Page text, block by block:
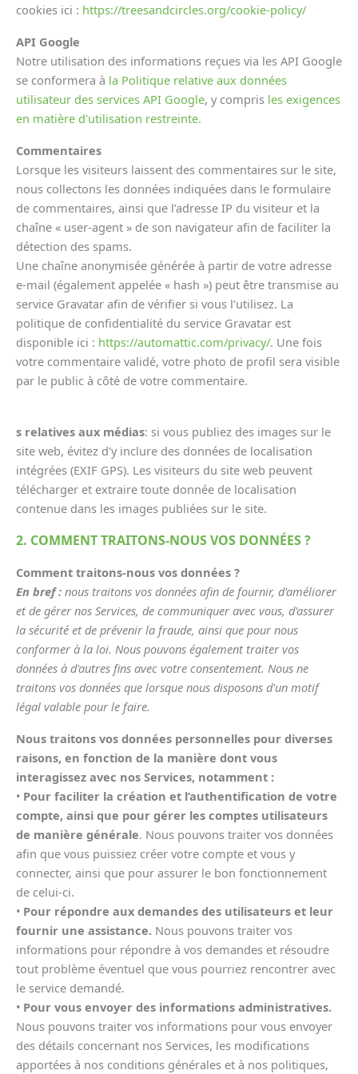
cookies ici : https://treesandcircles.org/cookie-policy/
API Google
Notre utilisation des informations reçues via les API Google
se conformera à la Politique relative aux données
utilisateur des services API Google, y compris les exigences
en matière d'utilisation restreinte.
Commentaires
Lorsque les visiteurs laissent des commentaires sur le site,
nous collectons les données indiquées dans le formulaire
de commentaires, ainsi que l’adresse IP du visiteur et la
chaîne « user-agent » de son navigateur afin de faciliter la
détection des spams.
Une chaîne anonymisée générée à partir de votre adresse
e-mail (également appelée « hash ») peut être transmise au
service Gravatar afin de vérifier si vous l’utilisez. La
politique de confidentialité du service Gravatar est
disponible ici : https://automattic.com/privacy/. Une fois
votre commentaire validé, votre photo de profil sera visible
par le public à côté de votre commentaire.
s relatives aux médias: si vous publiez des images sur le
site web, évitez d'y inclure des données de localisation
intégrées (EXIF GPS). Les visiteurs du site web peuvent
télécharger et extraire toute donnée de localisation
contenue dans les images publiées sur le site.
2. COMMENT TRAITONS-NOUS VOS DONNÉES ?
Comment traitons-nous vos données ?
En bref : nous traitons vos données afin de fournir, d'améliorer
et de gérer nos Services, de communiquer avec vous, d'assurer
la sécurité et de prévenir la fraude, ainsi que pour nous
conformer à la loi. Nous pouvons également traiter vos
données à d'autres fins avec votre consentement. Nous ne
traitons vos données que lorsque nous disposons d'un motif
légal valable pour le faire.
Nous traitons vos données personnelles pour diverses
raisons, en fonction de la manière dont vous
interagissez avec nos Services, notamment :
• Pour faciliter la création et l’authentification de votre
compte, ainsi que pour gérer les comptes utilisateurs
de manière générale. Nous pouvons traiter vos données
afin que vous puissiez créer votre compte et vous y
connecter, ainsi que pour assurer le bon fonctionnement
de celui-ci.
• Pour répondre aux demandes des utilisateurs et leur
fournir une assistance. Nous pouvons traiter vos
informations pour répondre à vos demandes et résoudre
tout problème éventuel que vous pourriez rencontrer avec
le service demandé.
• Pour vous envoyer des informations administratives.
Nous pouvons traiter vos informations pour vous envoyer
des détails concernant nos Services, les modifications
apportées à nos conditions générales et à nos politiques,